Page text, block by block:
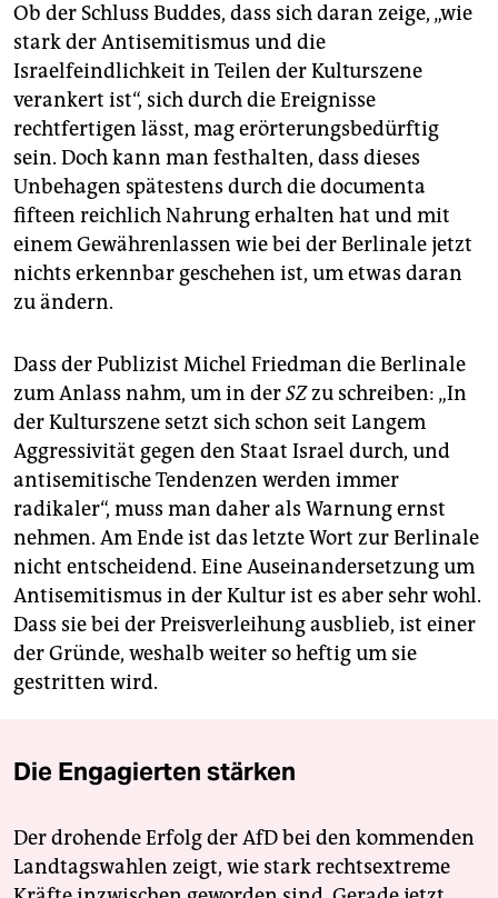
Ob der Schluss Buddes, dass sich daran zeige, „wie
stark der Antisemitismus und die
Israelfeindlichkeit in Teilen der Kulturszene
verankert ist“, sich durch die Ereignisse
rechtfertigen lässt, mag erörterungsbedürftig
sein. Doch kann man festhalten, dass dieses
Unbehagen spätestens durch die documenta
fifteen reichlich Nahrung erhalten hat und mit
einem Gewährenlassen wie bei der Berlinale jetzt
nichts erkennbar geschehen ist, um etwas daran
zu ändern.
Dass der Publizist Michel Friedman die Berlinale
zum Anlass nahm, um in derSZzu schreiben: „In
der Kulturszene setzt sich schon seit Langem
Aggressivität gegen den Staat Israel durch, und
antisemitische Tendenzen werden immer
radikaler“, muss man daher als Warnung ernst
nehmen. Am Ende ist das letzte Wort zur Berlinale
nicht entscheidend. Eine Auseinandersetzung um
Antisemitismus in der Kultur ist es aber sehr wohl.
Dass sie bei der Preisverleihung ausblieb, ist einer
der Gründe, weshalb weiter so heftig um sie
gestritten wird.
Die Engagierten stärken
Der drohende Erfolg der AfD bei den kommenden
Landtagswahlen zeigt, wie stark rechtsextreme